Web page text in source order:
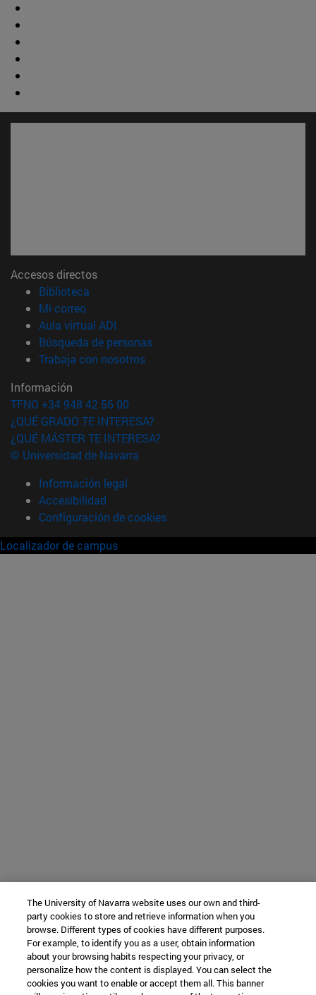
Accesos directos
Biblioteca
Mi correo(abre en nueva ventana)
Aula virtual ADI
Búsqueda de personas(abre en nueva ventana)
Trabaja con nosotros(abre en nueva ventana)
Información
TFNO +34 948 42 56 00
¿QUÉ GRADO TE INTERESA?
¿QUÉ MÁSTER TE INTERESA?
© Universidad de Navarra
Información legal
Accesibilidad
Configuración de cookies
Localizador de campus
The University of Navarra website uses our own and third-
party cookies to store and retrieve information when you
browse. Different types of cookies have different purposes.
For example, to identify you as a user, obtain information
about your browsing habits respecting your privacy, or
personalize how the content is displayed. You can select the
cookies you want to enable or accept them all. This banner